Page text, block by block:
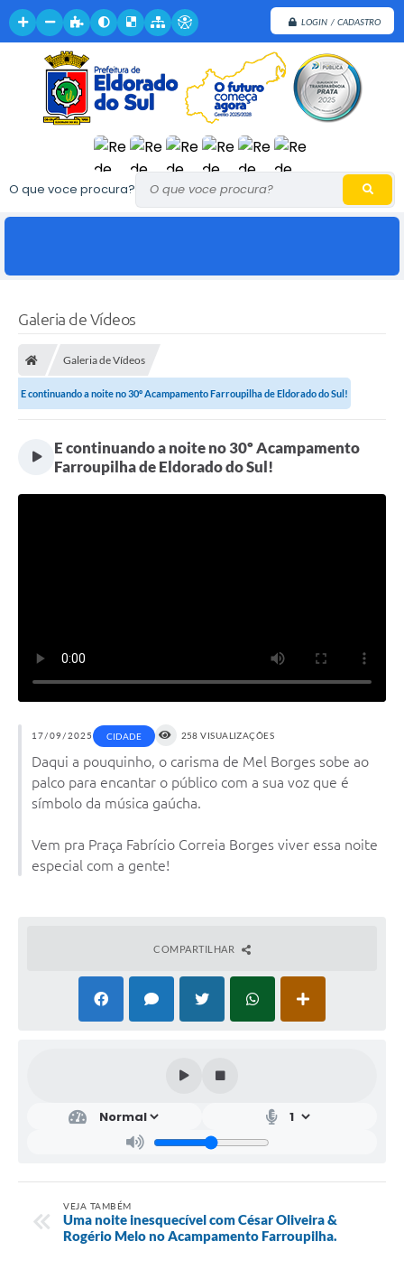
LOGIN / CADASTRO
O que voce procura?
Galeria de Vídeos
Galeria de Vídeos
E continuando a noite no 30º Acampamento Farroupilha de Eldorado do Sul!
E continuando a noite no 30º Acampamento
Farroupilha de Eldorado do Sul!
17/09/2025 CIDADE 258 VISUALIZAÇÕES
Daqui a pouquinho, o carisma de Mel Borges sobe ao
palco para encantar o público com a sua voz que é
símbolo da música gaúcha.
Vem pra Praça Fabrício Correia Borges viver essa noite
especial com a gente!
COMPARTILHAR
VEJA TAMBÉM
Uma noite inesquecível com César Oliveira &
Rogério Melo no Acampamento Farroupilha.